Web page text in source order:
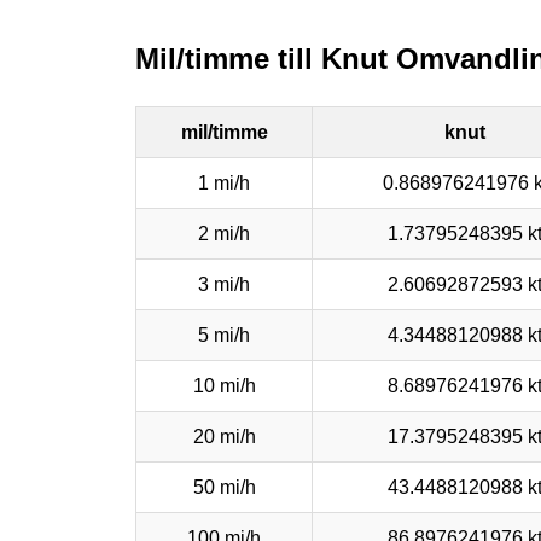
Mil/timme till Knut
mil/timme knut
1 mi/h 0.868976241976
2 mi/h 1.73795248395 kt
3 mi/h 2.60692872593 kt
5 mi/h 4.34488120988 kt
10 mi/h 8.68976241976 kt
20 mi/h 17.3795248395 kt
50 mi/h 43.4488120988 kt